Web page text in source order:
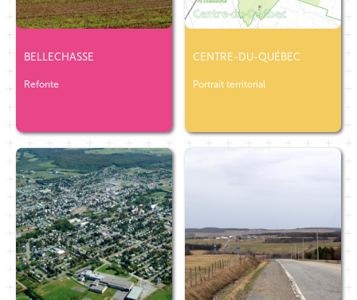
BELLECHASSE
Refonte
CENTRE-DU-QUÉBEC
Portrait territorial